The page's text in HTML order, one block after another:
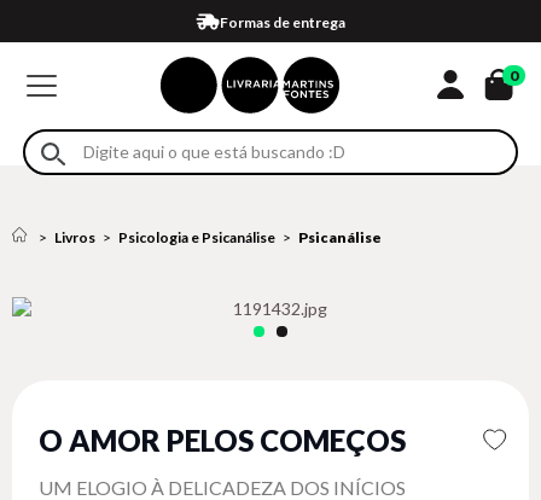
Formas de entrega
Compra 100% segura
Em até 4x sem juros no cartão*
Retire na loja
Eventos
0
Livros Psicologia e Psicanálise Psicanálise
O AMOR PELOS COMEÇOS
UM ELOGIO À DELICADEZA DOS INÍCIOS